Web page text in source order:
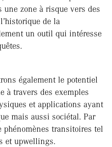
zone à risque vers des
de la
un outil qui intéresse
également le potentiel
à travers des exemples
et applications ayant
mais aussi sociétal. Par
phénomènes transitoires tel
et upwellings.